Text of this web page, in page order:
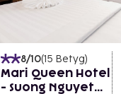
8/10(15 Betyg)
Mari Queen Hotel
- Suong Nguyet